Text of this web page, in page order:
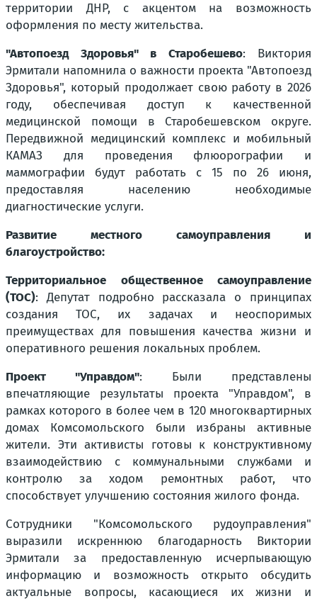
территории ДНР, с акцентом на возможность
оформления по месту жительства.
"Автопоезд Здоровья" в Старобешево: Виктория
Эрмитали напомнила о важности проекта "Автопоезд
Здоровья", который продолжает свою работу в 2026
году, обеспечивая доступ к качественной
медицинской помощи в Старобешевском округе.
Передвижной медицинский комплекс и мобильный
КАМАЗ для проведения флюорографии и
маммографии будут работать с 15 по 26 июня,
предоставляя населению необходимые
диагностические услуги.
Развитие местного самоуправления и
благоустройство:
Территориальное общественное самоуправление
(ТОС): Депутат подробно рассказала о принципах
создания ТОС, их задачах и неоспоримых
преимуществах для повышения качества жизни и
оперативного решения локальных проблем.
Проект "Управдом": Были представлены
впечатляющие результаты проекта "Управдом", в
рамках которого в более чем в 120 многоквартирных
домах Комсомольского были избраны активные
жители. Эти активисты готовы к конструктивному
взаимодействию с коммунальными службами и
контролю за ходом ремонтных работ, что
способствует улучшению состояния жилого фонда.
Сотрудники "Комсомольского рудоуправления"
выразили искреннюю благодарность Виктории
Эрмитали за предоставленную исчерпывающую
информацию и возможность открыто обсудить
актуальные вопросы, касающиеся их жизни и